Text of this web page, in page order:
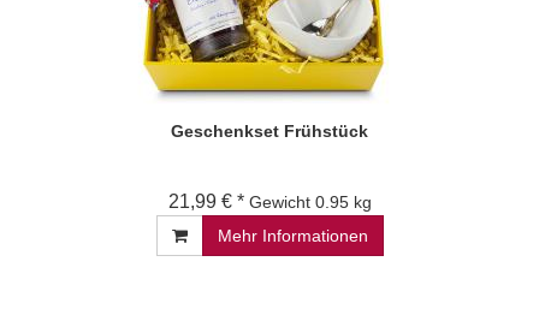
Geschenkset Frühstück
21,99 € * Gewicht 0.95 kg
Mehr Informationen